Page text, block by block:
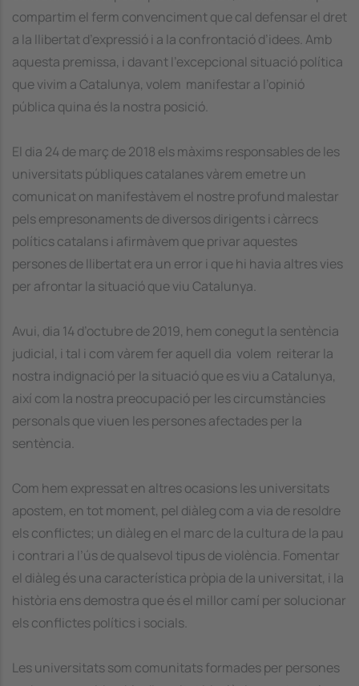
compartim el ferm convenciment que cal defensar el dret
a la llibertat d’expressió i a la confrontació d’idees. Amb
aquesta premissa, i davant l’excepcional situació política
que vivim a Catalunya, volem manifestar a l’opinió
pública quina és la nostra posició.
El dia 24 de març de 2018 els màxims responsables de les
universitats públiques catalanes vàrem emetre un
comunicat on manifestàvem el nostre profund malestar
pels empresonaments de diversos dirigents i càrrecs
polítics catalans i afirmàvem que privar aquestes
persones de llibertat era un error i que hi havia altres vies
per afrontar la situació que viu Catalunya.
Avui, dia 14 d’octubre de 2019, hem conegut la sentència
judicial, i tal i com vàrem fer aquell dia volem reiterar la
nostra indignació per la situació que es viu a Catalunya,
així com la nostra preocupació per les circumstàncies
personals que viuen les persones afectades per la
sentència.
Com hem expressat en altres ocasions les universitats
apostem, en tot moment, pel diàleg com a via de resoldre
els conflictes; un diàleg en el marc de la cultura de la pau
i contrari a l’ús de qualsevol tipus de violència. Fomentar
el diàleg és una característica pròpia de la universitat, i la
història ens demostra que és el millor camí per solucionar
els conflictes polítics i socials.
Les universitats som comunitats formades per persones